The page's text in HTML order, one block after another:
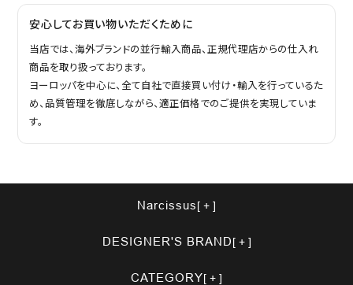
安心してお買い物いただくために
当店では、海外ブランドの並行輸入商品、正規代理店からの仕入れ
商品を取り扱っております。
ヨーロッパを中心に、全て自社で直接買い付け・輸入を行っているた
め、品質管理を徹底しながら、適正価格でのご提供を実現していま
す。
Narcissus
DESIGNER'S BRAND
CATEGORY